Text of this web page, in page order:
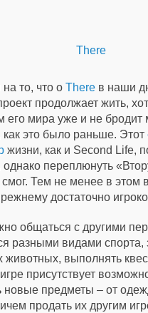
то, что оThere в наши
продолжает жить,
его мира уже и не бродит
как это было раньше. Этот
жизни, как и Second Life,
однако переплюнуть
Тем не менее в этом
достаточно
общаться с другими
разными видами спорта,
животных, выполнять
присутствует
новые предметы – от
продать их другим